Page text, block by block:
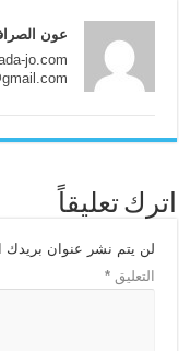
عون
jo.com
اترك تعليقاً
لن يتم نشر عنوان بريدك
التعليق*